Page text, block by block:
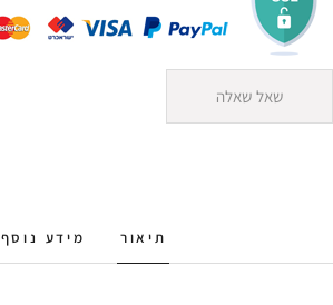
שאל שאלה
תיאור מידע נוסף